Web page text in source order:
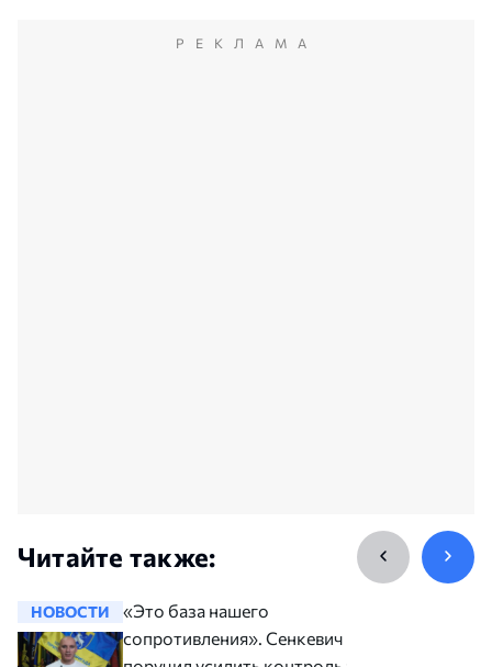
РЕКЛАМА
Читайте также:
НОВОСТИ
«Это база нашего
сопротивления». Сенкевич